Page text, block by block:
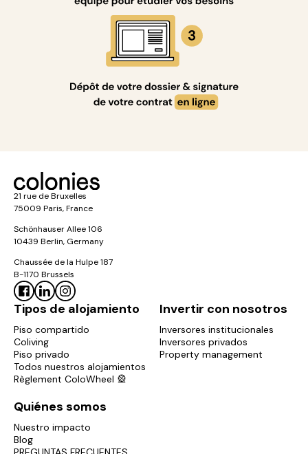
21 rue de Bruxelles
75009 Paris, France
Schönhauser Allee 106
10439 Berlin, Germany
Chaussée de la Hulpe 187
B-1170 Brussels
Tipos de alojamiento
Piso compartido
Coliving
Piso privado
Todos nuestros alojamientos
Règlement ColoWheel 🎡
Invertir con nosotros
Inversores institucionales
Inversores privados
Property management
Quiénes somos
Nuestro impacto
Blog